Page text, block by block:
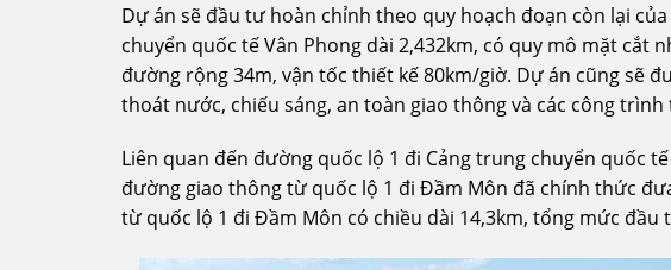
Dự án sẽ đầu tư hoàn chỉnh theo quy hoạch đoạn còn lại
chuyển quốc tế Vân Phong dài 2,432km, có quy mô mặt cắt
đường rộng 34m, vận tốc thiết kế 80km/giờ. Dự án cũng sẽ
thoát nước, chiếu sáng, an toàn giao thông và các công
Liên quan đến đường quốc lộ 1 đi Cảng trung chuyển quốc
đường giao thông từ quốc lộ 1 đi Đầm Môn đã chính thức
từ quốc lộ 1 đi Đầm Môn có chiều dài 14,3km, tổng mức đầu